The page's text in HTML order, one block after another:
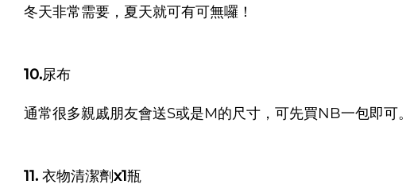
冬天非常需要，夏天就可有可無囉！
10.尿布
通常很多親戚朋友會送S或是M的尺寸，可先買NB一包即可。
11. 衣物清潔劑x1瓶